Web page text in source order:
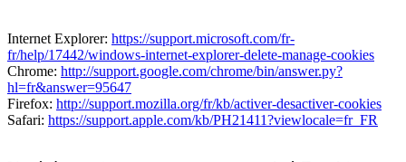
Internet Explorer: https://support.microsoft.com/fr-
fr/help/17442/windows-internet-explorer-delete-manage-cookies
Chrome: http://support.google.com/chrome/bin/answer.py?
hl=fr&answer=95647
Firefox: http://support.mozilla.org/fr/kb/activer-desactiver-cookies
Safari: https://support.apple.com/kb/PH21411?viewlocale=fr_FR